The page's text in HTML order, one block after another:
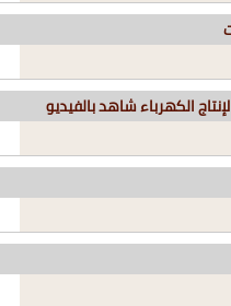
الكهرباء شاهد بالفيديو